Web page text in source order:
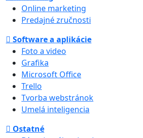
Online marketing
Predajné zručnosti
Software a aplikácie
Foto a video
Grafika
Microsoft Office
Trello
Tvorba webstránok
Umelá inteligencia
Ostatné